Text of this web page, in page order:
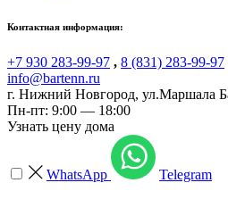
Контактная информация:
+7 930 283-99-97 , 8 (831) 283-99-97
info@bartenn.ru
г. Нижний Новгород, ул.Маршала
Пн-пт: 9:00 — 18:00
Узнать цену дома
WhatsApp Telegram